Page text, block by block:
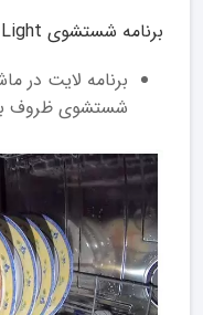
برنامه شستشوی Light در ماشین ظرفشویی مجیک شف:
برنامه لایت
شستشوی ظروف با